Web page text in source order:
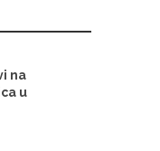
na
u